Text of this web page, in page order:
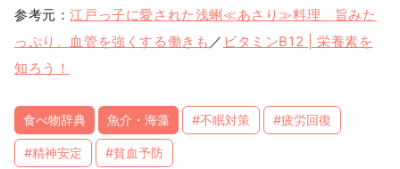
参考元：江戸っ子に愛された浅蜊≪あさり≫料理 旨みた
っぷり、血管を強くする働きも ／ ビタミンB12 | 栄養素を
知ろう！
食べ物辞典 魚介・海藻 #不眠対策 #疲労回復
#精神安定 #貧血予防